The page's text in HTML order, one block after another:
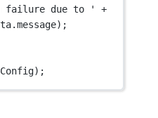
failure due to '
+